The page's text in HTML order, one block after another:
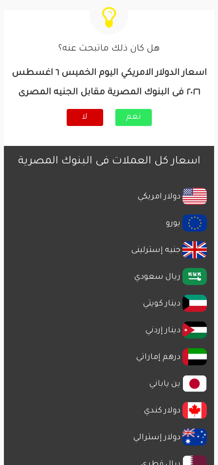
هل كان ذلك ماتبحث عنه؟
اسعار الدولار الامريكي اليوم الخميس ٦ اغسطس
٢٠٢٦ فى البنوك المصرية مقابل الجنيه المصرى
نعم لا
اسعار كل العملات فى البنوك المصرية
دولار امريكي
يورو
جنيه إسترلينى
ريال سعودي
دينار كويتي
دينار إردني
درهم إماراتي
ين ياباني
دولار كندي
دولار إسترالي